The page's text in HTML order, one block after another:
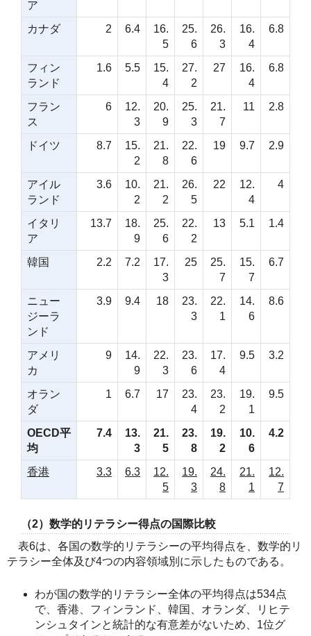
ア
カナダ
2 6.4
16.
5
25.
6
26.
3
16.
4
6.8
フィン
ランド
1.6 5.5
15.
4
27.
2
27
16.
4
6.8
フラン
ス
6
12.
3
20.
9
25.
3
21.
7
11 2.8
ドイツ 8.7
15.
2
21.
8
22.
6
19 9.7 2.9
アイル
ランド
3.6
10.
2
21.
2
26.
5
22
12.
4
4
イタリ
ア
13.7
18.
9
25.
6
22.
2
13 5.1 1.4
韓国 2.2 7.2
17.
3
25
25.
7
15.
7
6.7
ニュー
ジーラ
ンド
3.9 9.4 18
23.
3
22.
1
14.
6
8.6
アメリ
カ
9
14.
9
22.
3
23.
6
17.
4
9.5 3.2
オラン
ダ
1 6.7 17
23.
4
23.
2
19.
1
9.5
OECD平
均
7.4
13.
3
21.
5
23.
8
19.
2
10.
6
4.2
香港 3.3 6.3
12.
5
19.
3
24.
8
21.
1
12.
7
（2）数学的リテラシー得点の国際比較
表6は、各国の数学的リテラシーの平均得点を、数学的リ
テラシー全体及び4つの内容領域別に示したものである。
わが国の数学的リテラシー全体の平均得点は534点
で、香港、フィンランド、韓国、オランダ、リヒテ
ンシュタインと統計的な有意差がないため、1位グ